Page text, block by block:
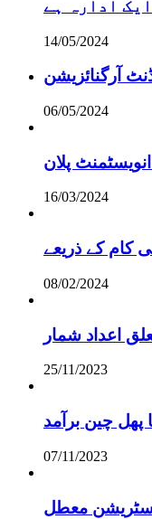
ادارہ ہے
14/05/2024
آرگنائزیشن
06/05/2024
16/03/2024
08/02/2024
اعداد شمار
25/11/2023
چین برآمد
07/11/2023